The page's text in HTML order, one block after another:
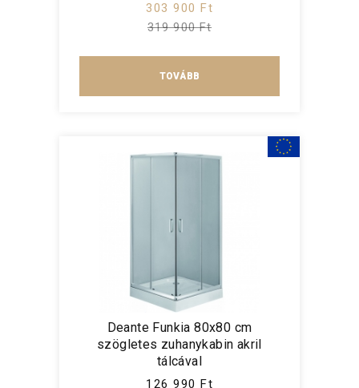
303 900 Ft
319 900 Ft
TOVÁBB
Deante Funkia 80x80 cm
szögletes zuhanykabin akril
tálcával
126 990 Ft